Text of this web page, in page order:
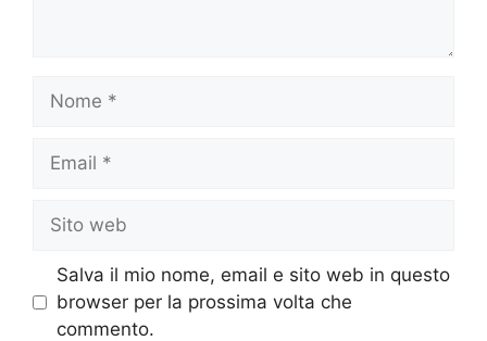
Nome
Email
Sito
web
Salva il mio nome, email e sito web in questo
browser per la prossima volta che
commento.